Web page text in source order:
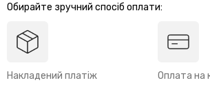
Обирайте зручний спосіб оплати:
Накладений платіж Оплата на